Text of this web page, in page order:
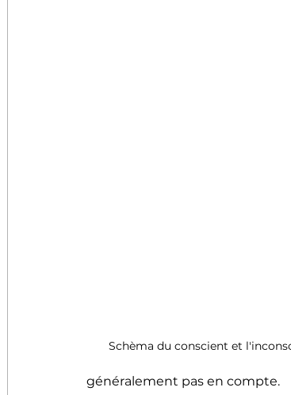
Schèma du conscient et
généralement pas en compte.